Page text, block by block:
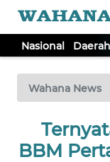
Nasional Daerah
Wahana News
BBM
TV
Tutup
NASIONAL